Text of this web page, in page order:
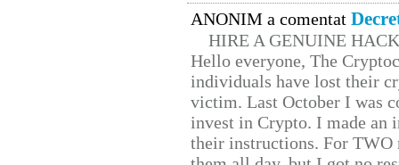
ANONIM a comentat
HIRE A GENUINE
Hello everyone, The
individuals have lost their
victim. Last October I was
invest in Crypto. I made
their instructions. For TWO